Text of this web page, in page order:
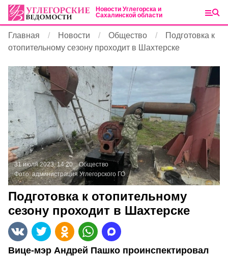
Новости Углегорска и
Сахалинской области
Главная Новости Общество
Подготовка к
отопительному сезону проходит в Шахтерске
31 июля 2023, 14:20
Общество
Фото:администрация Углегорского ГО
Подготовка к отопительному
сезону проходит в Шахтерске
Вице-мэр Андрей Пашко проинспектировал